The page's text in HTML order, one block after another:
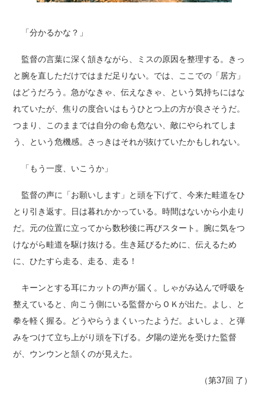
「分かるかな？」
監督の言葉に深く頷きながら、ミスの原因を整理する。きっ
と腕を直しただけではまだ足りない。では、ここでの「居方」
はどうだろう。急がなきゃ、伝えなきゃ、という気持ちにはな
れていたが、焦りの度合いはもうひとつ上の方が良さそうだ。
つまり、このままでは自分の命も危ない、敵にやられてしま
う、という危機感。さっきはそれが抜けていたかもしれない。
「もう一度、いこうか」
監督の声に「お願いします」と頭を下げて、今来た畦道をひ
とり引き返す。日は暮れかかっている。時間はないから小走り
だ。元の位置に立ってから数秒後に再びスタート。腕に気をつ
けながら畦道を駆け抜ける。生き延びるために、伝えるため
に、ひたすら走る、走る、走る！
キーンとする耳にカットの声が届く。しゃがみ込んで呼吸を
整えていると、向こう側にいる監督からＯＫが出た。よし、と
拳を軽く握る。どうやらうまくいったようだ。よいしょ、と弾
みをつけて立ち上がり頭を下げる。夕陽の逆光を受けた監督
が、ウンウンと頷くのが見えた。
（第37回 了）